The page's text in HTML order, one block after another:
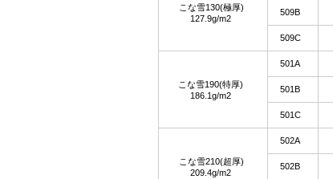
こな雪130(極厚)
127.9g/m2
509B
509C
こな雪190(特厚)
186.1g/m2
501A
501B
501C
こな雪210(超厚)
209.4g/m2
502A
502B